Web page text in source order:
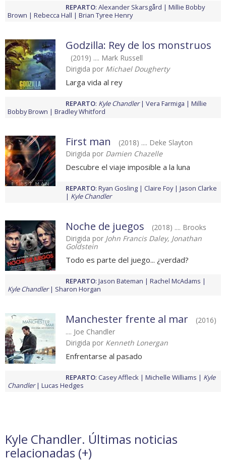
REPARTO: Alexander Skarsgård
Millie Bobby
Brown
Rebecca Hall Brian Tyree Henry
Godzilla: Rey de los monstruos
(2019) .... Mark Russell
Dirigida por Michael Dougherty
Larga vida al rey
REPARTO: Kyle Chandler Vera Farmiga
Millie
Bobby Brown
Bradley Whitford
First man
(2018) .... Deke Slayton
Dirigida por Damien Chazelle
Descubre el viaje imposible a la luna
REPARTO: Ryan Gosling Claire Foy
Jason Clarke
Kyle Chandler
Noche de juegos
(2018) .... Brooks
Dirigida por John Francis Daley, Jonathan
Goldstein
Todo es parte del juego... ¿verdad?
REPARTO: Jason Bateman
Rachel McAdams
Kyle Chandler
Sharon Horgan
Manchester frente al mar
(2016)
.... Joe Chandler
Dirigida por Kenneth Lonergan
Enfrentarse al pasado
REPARTO: Casey Affleck Michelle Williams
Kyle
Chandler
Lucas Hedges
Kyle Chandler. Últimas noticias
relacionadas (+)